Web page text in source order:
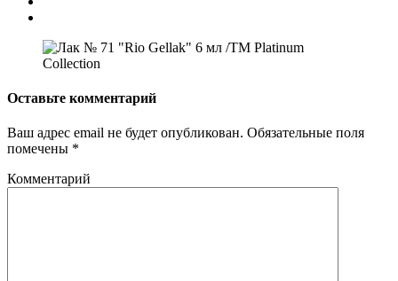
Оставьте комментарий
Ваш адрес email не будет опубликован. Обязательные поля
помечены *
Комментарий